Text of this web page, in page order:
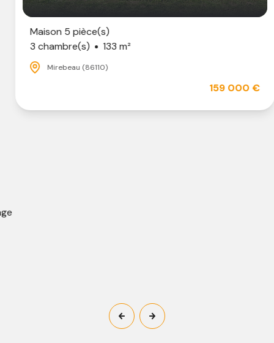
Maison 5 pièce(s)
3 chambre(s)
133 m²
Mirebeau (86110)
159 000 €